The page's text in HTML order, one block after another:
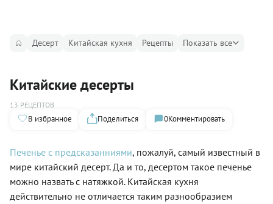
Десерт Китайская кухня Рецепты Показать все
Китайские десерты
13 РЕЦЕПТОВ
В избранное Поделиться 0Комментировать
Печенье с предсказанниями, пожалуй, самый известный в
мире китайский десерт. Да и то, десертом такое печенье
можно назвать с натяжкой. Китайская кухня
действительно не отличается таким разнообразием